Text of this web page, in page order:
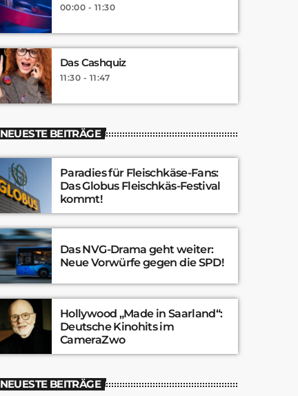
00:00 - 11:30
Das Cashquiz
11:30 - 11:47
NEUESTE BEITRÄGE
Paradies für Fleischkäse-Fans:
Das Globus Fleischkäs-Festival
kommt!
Das NVG-Drama geht weiter:
Neue Vorwürfe gegen die SPD!
Hollywood „Made in Saarland“:
Deutsche Kinohits im
CameraZwo
NEUESTE BEITRÄGE